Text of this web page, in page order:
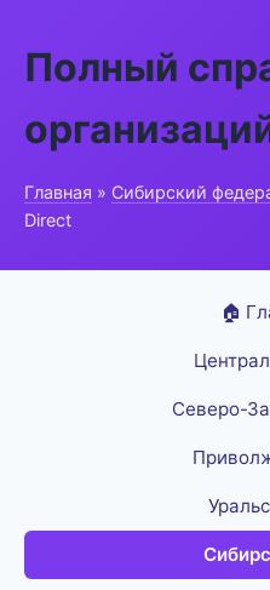
Полный
Главная » Сибирский
Direct
🏠
Северо-